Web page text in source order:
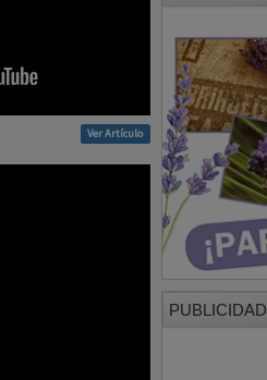
Ver Artículo
PUBLICIDAD